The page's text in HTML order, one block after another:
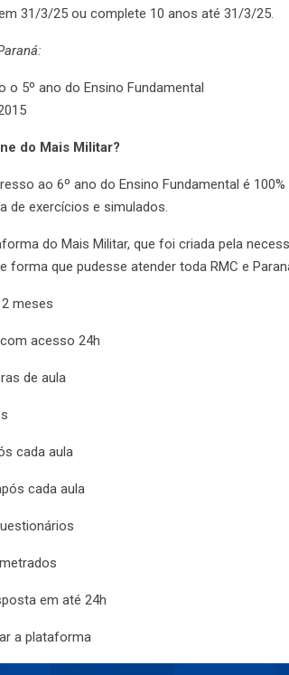
31/3/25 ou complete 10 anos até 31/3/25.
o 5º ano do Ensino Fundamental
do Mais Militar?
ao 6º ano do Ensino Fundamental é
de exercícios e simulados.
do Mais Militar, que foi criada pela
forma que pudesse atender toda RMC e
meses
acesso 24h
de aula
cada aula
cada aula
em até 24h
a plataforma